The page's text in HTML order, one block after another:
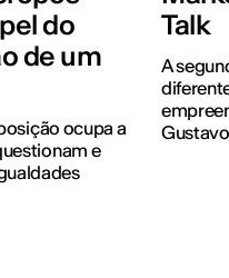
do
de um
ocupa a
e
Talk
A